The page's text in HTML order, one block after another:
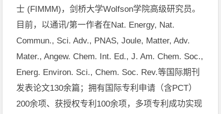
士 (FIMMM) ，剑桥大学Wolfson学院高级研究员。
目前，以通讯/第一作者在Nat. Energy, Nat.
Commun., Sci. Adv., PNAS, Joule, Matter, Adv.
Mater., Angew. Chem. Int. Ed., J. Am. Chem. Soc.,
Energ. Environ. Sci., Chem. Soc. Rev.等国际期刊
发表论文130余篇；拥有国际专利申请（含PCT）
200余项、获授权专利 100余项，多项专利成功实现